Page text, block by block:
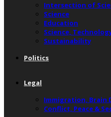
Intersection of
Science
Education
Science,
Sustainability
Politics
Legal
Immigration, Brain
Conflict, Peace &